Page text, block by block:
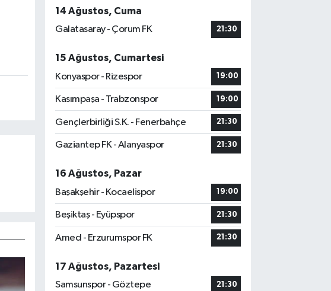
14 Ağustos, Cuma
Galatasaray - Çorum FK
21:30
15 Ağustos, Cumartesi
Konyaspor - Rizespor
19:00
Kasımpaşa - Trabzonspor 19:00
Gençlerbirliği S.K. - Fenerbahçe 21:30
Gaziantep FK - Alanyaspor 21:30
16 Ağustos, Pazar
Başakşehir - Kocaelispor
19:00
Beşiktaş - Eyüpspor 21:30
Amed - Erzurumspor FK 21:30
17 Ağustos, Pazartesi
Samsunspor - Göztepe
21:30